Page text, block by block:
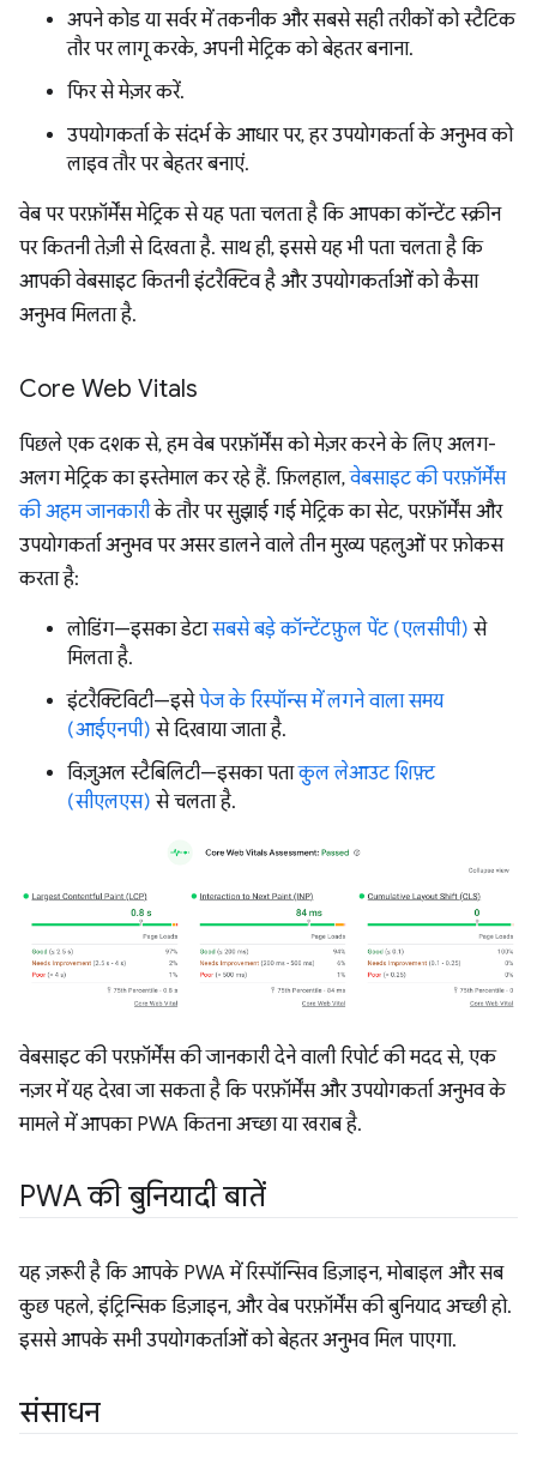
अपने कोड या सर्वर में तकनीक और सबसे सही तरीकों को स्टैटिक
तौर पर लागू करके, अपनी मेट्रिक को बेहतर बनाना.
फिर से मेज़र करें.
उपयोगकर्ता के संदर्भ के आधार पर, हर उपयोगकर्ता के अनुभव को
लाइव तौर पर बेहतर बनाएं.
वेब पर परफ़ॉर्मेंस मेट्रिक से यह पता चलता है कि आपका कॉन्टेंट स्क्रीन
पर कितनी तेज़ी से दिखता है. साथ ही, इससे यह भी पता चलता है कि
आपकी वेबसाइट कितनी इंटरैक्टिव है और उपयोगकर्ताओं को कैसा
अनुभव मिलता है.
Core Web Vitals
पिछले एक दशक से, हम वेब परफ़ॉर्मेंस को मेज़र करने के लिए अलग-
अलग मेट्रिक का इस्तेमाल कर रहे हैं. फ़िलहाल,वेबसाइट की परफ़ॉर्मेंस
की अहम जानकारीके तौर पर सुझाई गई मेट्रिक का सेट, परफ़ॉर्मेंस और
उपयोगकर्ता अनुभव पर असर डालने वाले तीन मुख्य पहलुओं पर फ़ोकस
करता है:
लोडिंग—इसका डेटासबसे बड़े कॉन्टेंटफ़ुल पेंट (एलसीपी) से
मिलता है.
इंटरैक्टिविटी—इसेपेज के रिस्पॉन्स में लगने वाला समय
(आईएनपी) से दिखाया जाता है.
विज़ुअल स्टैबिलिटी—इसका पताकुल लेआउट शिफ़्ट
(सीएलएस) से चलता है.
वेबसाइट की परफ़ॉर्मेंस की जानकारी देने वाली रिपोर्ट की मदद से, एक
नज़र में यह देखा जा सकता है कि परफ़ॉर्मेंस और उपयोगकर्ता अनुभव के
मामले में आपका PWA कितना अच्छा या खराब है.
PWA की बुनियादी बातें
यह ज़रूरी है कि आपके PWA में रिस्पॉन्सिव डिज़ाइन, मोबाइल और सब
कुछ पहले, इंट्रिन्सिक डिज़ाइन, और वेब परफ़ॉर्मेंस की बुनियाद अच्छी हो.
इससे आपके सभी उपयोगकर्ताओं को बेहतर अनुभव मिल पाएगा.
संसाधन